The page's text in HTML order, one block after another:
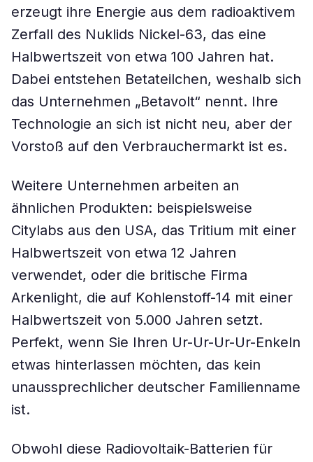
erzeugt ihre Energie aus dem radioaktivem
Zerfall des Nuklids Nickel-63, das eine
Halbwertszeit von etwa 100 Jahren hat.
Dabei entstehen Betateilchen, weshalb sich
das Unternehmen „Betavolt“ nennt. Ihre
Technologie an sich ist nicht neu, aber der
Vorstoß auf den Verbrauchermarkt ist es.
Weitere Unternehmen arbeiten an
ähnlichen Produkten: beispielsweise
Citylabs aus den USA, das Tritium mit einer
Halbwertszeit von etwa 12 Jahren
verwendet, oder die britische Firma
Arkenlight, die auf Kohlenstoff-14 mit einer
Halbwertszeit von 5.000 Jahren setzt.
Perfekt, wenn Sie Ihren Ur-Ur-Ur-Ur-Enkeln
etwas hinterlassen möchten, das kein
unaussprechlicher deutscher Familienname
ist.
Obwohl diese Radiovoltaik-Batterien für